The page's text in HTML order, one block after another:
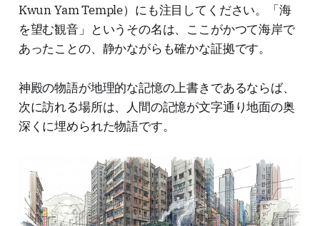
Kwun Yam Temple）にも注目してください。「海
を望む観音」というその名は、ここがかつて海岸で
あったことの、静かながらも確かな証拠です。
神殿の物語が地理的な記憶の上書きであるならば、
次に訪れる場所は、人間の記憶が文字通り地面の奥
深くに埋められた物語です。